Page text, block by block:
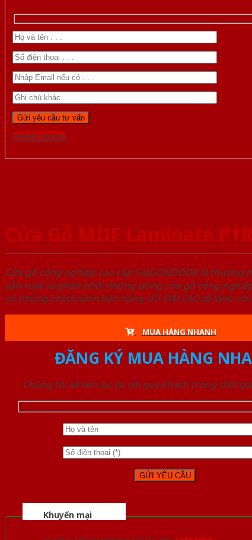
Gọi 0976.169.864
Cửa Gỗ MDF Laminate
Cửa gỗ công nghiệp cao cấp SAIGONDOOR là
sản xuất và phân phối những dòng cửa gỗ công
có những chính sách bán hàng ƯU ĐÃI CAO đi kèm
MUA HÀNG NHANH
ĐĂNG KÝ MUA HÀNG
Chúng tôi sẽ liên lạc lại với quý khách trong thời
Khuyến mại